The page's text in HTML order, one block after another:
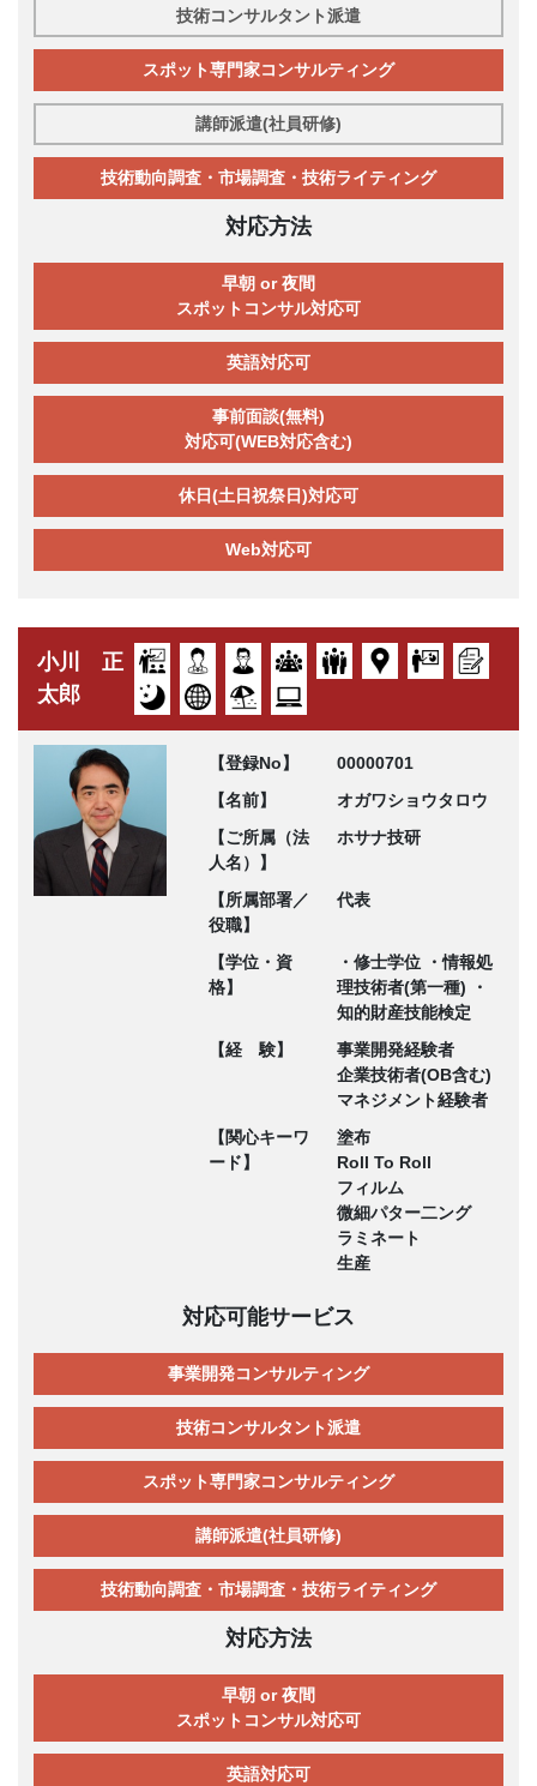
技術コンサルタント派遣
スポット専門家コンサルティング
講師派遣(社員研修)
技術動向調査・市場調査・技術ライティング
対応方法
早朝 or 夜間
スポットコンサル対応可
英語対応可
事前面談(無料)
対応可(WEB対応含む)
休日(土日祝祭日)対応可
Web対応可
小川 正
太郎
【登録No】
00000701
【名前】
オガワショウタロウ
【ご所属（法
人名）】
ホサナ技研
【所属部署／
役職】
代表
【学位・資
格】
・修士学位 ・情報処
理技術者(第一種) ・
知的財産技能検定
【経 験】
事業開発経験者
企業技術者(OB含む)
マネジメント経験者
【関心キーワ
ード】
塗布
Roll To Roll
フィルム
微細パター二ング
ラミネート
生産
対応可能サービス
事業開発コンサルティング
技術コンサルタント派遣
スポット専門家コンサルティング
講師派遣(社員研修)
技術動向調査・市場調査・技術ライティング
対応方法
早朝 or 夜間
スポットコンサル対応可
英語対応可